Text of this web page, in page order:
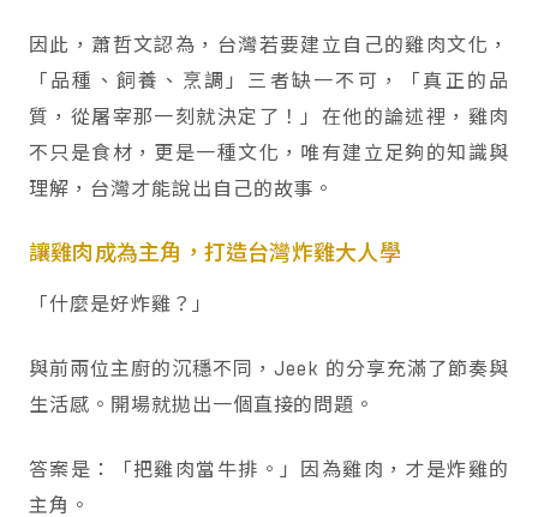
因此，蕭哲文認為，台灣若要建立自己的雞肉文化，
「品種、飼養、烹調」三者缺一不可，「真正的品
質，從屠宰那一刻就決定了！」在他的論述裡，雞肉
不只是食材，更是一種文化，唯有建立足夠的知識與
理解，台灣才能說出自己的故事。
讓雞肉成為主角，打造台灣炸雞大人學
「什麼是好炸雞？」
與前兩位主廚的沉穩不同，Jeek 的分享充滿了節奏與
生活感。開場就拋出一個直接的問題。
答案是：「把雞肉當牛排。」因為雞肉，才是炸雞的
主角。